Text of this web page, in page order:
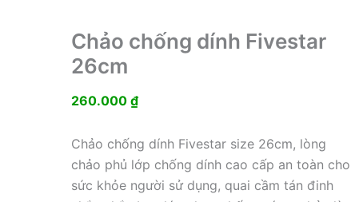
Chảo chống dính Fivestar
26cm
260.000 ₫
Chảo chống dính Fivestar size 26cm, lòng
chảo phủ lớp chống dính cao cấp an toàn cho
sức khỏe người sử dụng, quai cầm tán đinh